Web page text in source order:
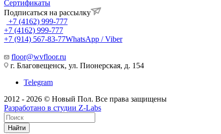
Сертификаты
Подписаться на рассылку
+7 (4162) 999-777
+7 (4162) 999-777
+7 (914) 567-83-77WhatsApp / Viber
floor@wvfloor.ru
г. Благовещенск, ул. Пионерская, д. 154
Telegram
2012 - 2026 © Новый Пол. Все права защищены
Разработано в студии Z-Labs
Найти